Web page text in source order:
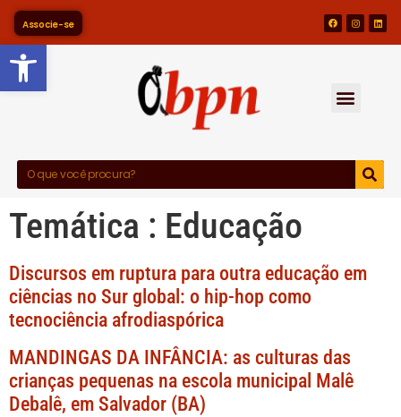
Barra de Ferramentas
Associe-se
Temática : Educação
Discursos em ruptura para outra educação em
ciências no Sur global: o hip-hop como
tecnociência afrodiaspórica
MANDINGAS DA INFÂNCIA: as culturas das
crianças pequenas na escola municipal Malê
Debalê, em Salvador (BA)